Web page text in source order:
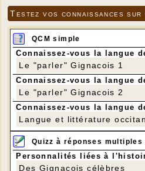
Testez vos connaissances sur
QCM simple
Connaissez-vous la langue
Le "parler" Gignacois 1
Connaissez-vous la langue
Le "parler" Gignacois 2
Connaissez-vous la langue
Langue et littérature
Quizz à réponses multiples
Personnalités liées à
Des Gignacois célèbres